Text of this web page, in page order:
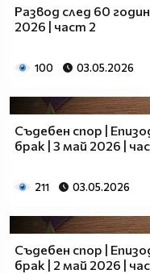
Развод след 60
2026 | част 2
100 03.05.2026
Съдебен спор |
брак | 3 май 2026 |
211 03.05.2026
Съдебен спор |
брак | 2 май 2026 |